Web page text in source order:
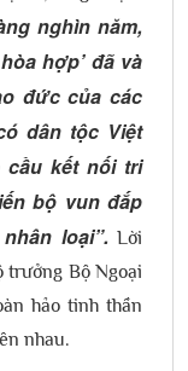
nghìn năm,
hợp’ đã và
đức của các
dân tộc Việt
cầu kết nối tri
bộ vun đắp
loại”. Lời
trưởng Bộ Ngoại
hảo tinh thần
nhau.